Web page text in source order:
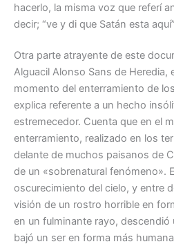
hacerlo, la misma voz que referí
decir; “ve y di que Satán esta
Otra parte atrayente de este
Alguacil Alonso Sans de Heredia,
momento del enterramiento de
explica referente a un hecho
estremecedor. Cuenta que en el
enterramiento, realizado en los
delante de muchos paisanos de
de un «sobrenatural fenómeno».
oscurecimiento del cielo, y entre
visión de un rostro horrible en
en un fulminante rayo, descendió
bajó un ser en forma más